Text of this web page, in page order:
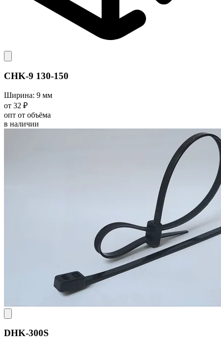
CHK-9 130-150
Ширина: 9 мм
от 32 ₽
опт от объёма
в наличии
DHK-300S